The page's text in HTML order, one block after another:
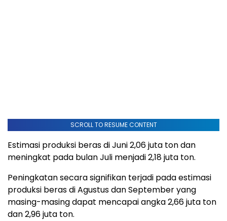
SCROLL TO RESUME CONTENT
Estimasi produksi beras di Juni 2,06 juta ton dan
meningkat pada bulan Juli menjadi 2,18 juta ton.
Peningkatan secara signifikan terjadi pada estimasi
produksi beras di Agustus dan September yang
masing-masing dapat mencapai angka 2,66 juta ton
dan 2,96 juta ton.